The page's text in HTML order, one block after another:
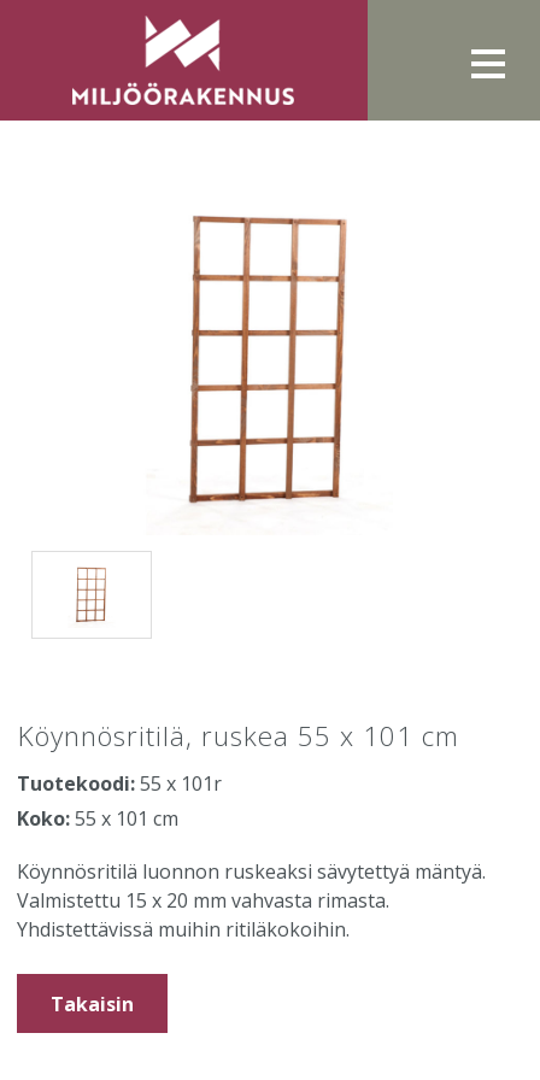
Köynnösritilä, ruskea 55 x 101 cm
Tuotekoodi:55 x 101r
Koko:55 x 101 cm
Köynnösritilä luonnon ruskeaksi sävytettyä mäntyä.
Valmistettu 15 x 20 mm vahvasta rimasta.
Yhdistettävissä muihin ritiläkokoihin.
Takaisin